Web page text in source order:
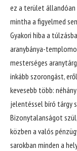
ez a terület állandóan
mintha a figyelmed
Gyakori hiba a
aranybánya-
mesterséges
inkább szorongást,
kevesebb több:
jelentéssel bíró tárgy
Bizonytalanságot
közben a valós
sarokban minden a